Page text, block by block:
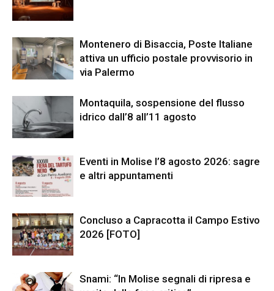
Montenero di Bisaccia, Poste Italiane
attiva un ufficio postale provvisorio in
via Palermo
Montaquila, sospensione del flusso
idrico dall’8 all’11 agosto
Eventi in Molise l’8 agosto 2026: sagre
e altri appuntamenti
Concluso a Capracotta il Campo Estivo
2026 [FOTO]
Snami: “In Molise segnali di ripresa e